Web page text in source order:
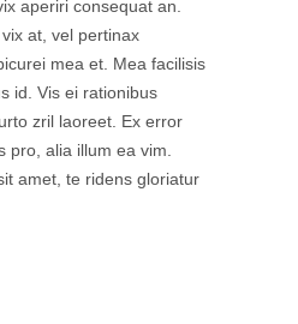
aperiri consequat an.
at, vel pertinax
mea et. Mea facilisis
id. Vis ei rationibus
zril laoreet. Ex error
pro, alia illum ea vim.
amet, te ridens gloriatur